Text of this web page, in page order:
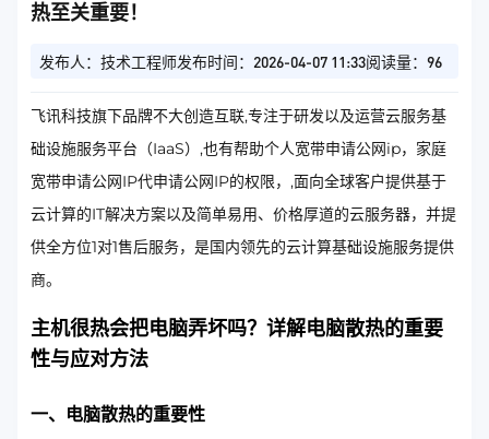
热至关重要！
发布人：技术工程师发布时间：2026-04-07 11:33阅读量：96
飞讯科技旗下品牌不大创造互联,专注于研发以及运营云服务基
础设施服务平台（IaaS）,也有帮助个人宽带申请公网ip，家庭
宽带申请公网IP代申请公网IP的权限，,面向全球客户提供基于
云计算的IT解决方案以及简单易用、价格厚道的云服务器，并提
供全方位1对1售后服务，是国内领先的云计算基础设施服务提供
商。
主机很热会把电脑弄坏吗？详解电脑散热的重要
性与应对方法
一、电脑散热的重要性